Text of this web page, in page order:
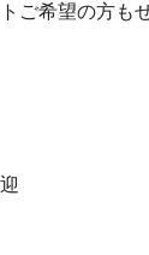
ご希望の方も